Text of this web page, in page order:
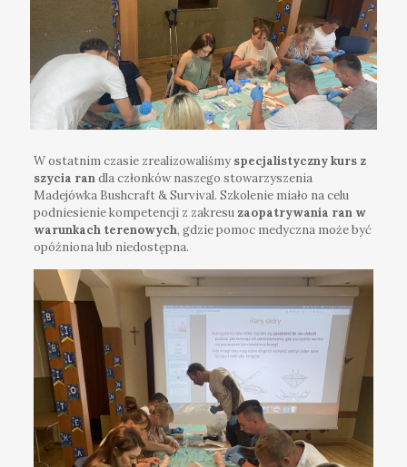
W ostatnim czasie zrealizowaliśmy specjalistyczny kurs z
szycia randla członków naszego stowarzyszenia
Madejówka Bushcraft & Survival. Szkolenie miało na celu
podniesienie kompetencji z zakresu zaopatrywania ran w
warunkach terenowych, gdzie pomoc medyczna może być
opóźniona lub niedostępna.